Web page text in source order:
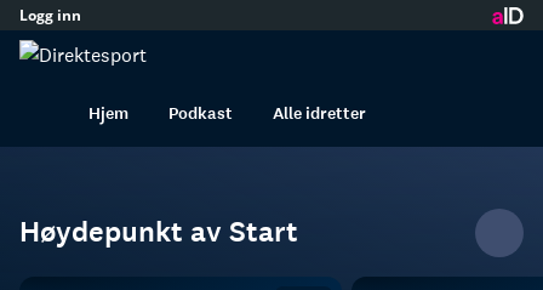
innhold
Logg inn
Hjem Podkast Alle idretter
Start
Høydepunkt av Start